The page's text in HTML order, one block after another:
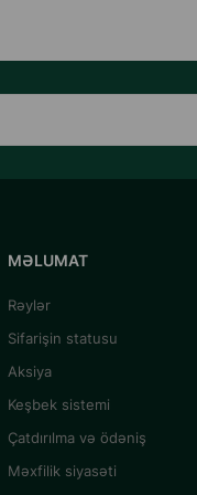
MƏLUMAT
Rəylər
Sifarişin statusu
Aksiya
Keşbek sistemi
Çatdırılma və ödəniş
Məxfilik siyasəti